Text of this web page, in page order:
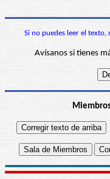
Si no puedes leer el
Avísanos si tienes